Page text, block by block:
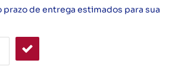
prazo de entrega estimados para sua